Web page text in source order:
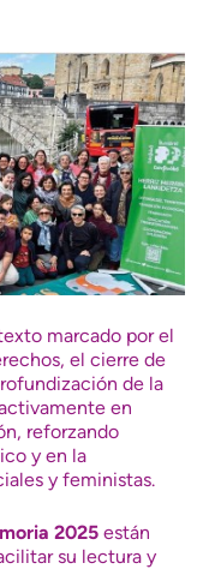
marcado por el
el cierre de
de la
en
reforzando
y en la
y feministas.
2025 están
su lectura y